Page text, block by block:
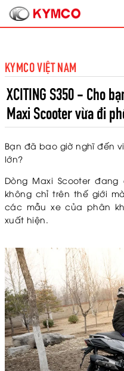
KYMCO VIỆT NAM
XCITING S350 - Cho
Maxi Scooter vừa đi
Bạn đã bao giờ nghĩ đến
lớn?
Dòng Maxi Scooter
không chỉ trên thế giới
các mẫu xe của phân
xuất hiện.